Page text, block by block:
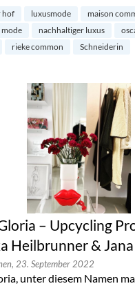
hof luxusmode
maison
nachhaltiger luxus
rieke common Schneiderin
– Upcycling
Heilbrunner &
23. September 2022
unter diesem Namen